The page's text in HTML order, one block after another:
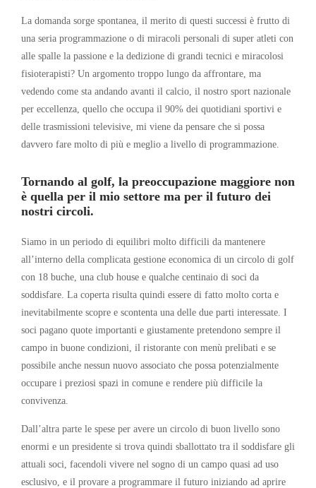
La domanda sorge spontanea, il merito di questi successi è frutto di
una seria programmazione o di miracoli personali di super atleti con
alle spalle la passione e la dedizione di grandi tecnici e miracolosi
fisioterapisti? Un argomento troppo lungo da affrontare, ma
vedendo come sta andando avanti il calcio, il nostro sport nazionale
per eccellenza, quello che occupa il 90% dei quotidiani sportivi e
delle trasmissioni televisive, mi viene da pensare che si possa
davvero fare molto di più e meglio a livello di programmazione.
Tornando al golf, la preoccupazione maggiore non
è quella per il mio settore ma per il futuro dei
nostri circoli.
Siamo in un periodo di equilibri molto difficili da mantenere
all’interno della complicata gestione economica di un circolo di golf
con 18 buche, una club house e qualche centinaio di soci da
soddisfare. La coperta risulta quindi essere di fatto molto corta e
inevitabilmente scopre e scontenta una delle due parti interessate. I
soci pagano quote importanti e giustamente pretendono sempre il
campo in buone condizioni, il ristorante con menù prelibati e se
possibile anche nessun nuovo associato che possa potenzialmente
occupare i preziosi spazi in comune e rendere più difficile la
convivenza.
Dall’altra parte le spese per avere un circolo di buon livello sono
enormi e un presidente si trova quindi sballottato tra il soddisfare gli
attuali soci, facendoli vivere nel sogno di un campo quasi ad uso
esclusivo, e il provare a programmare il futuro iniziando ad aprire